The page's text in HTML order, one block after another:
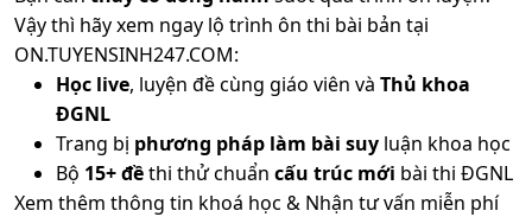
Vậy thì hãy xem ngay lộ trình ôn thi bài bản tại
ON.TUYENSINH247.COM:
Học live, luyện đề cùng giáo viên và Thủ khoa
ĐGNL
Trang bị phương pháp làm bài suy luận khoa học
Bộ 15+ đềthi thử chuẩn cấu trúc mới bài thi ĐGNL
Xem thêm thông tin khoá học & Nhận tư vấn miễn phí